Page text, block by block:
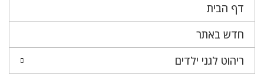
דף הבית
חדש באתר
ריהוט לגני ילדים